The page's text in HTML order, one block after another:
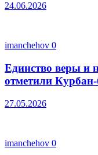
24.06.2026
imanchehov 0
Единство веры и
отметили
27.05.2026
imanchehov 0